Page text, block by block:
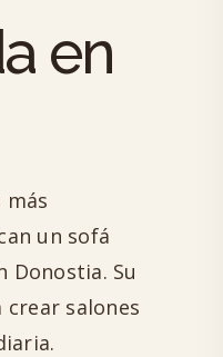
en
más
un sofá
Donostia. Su
salones